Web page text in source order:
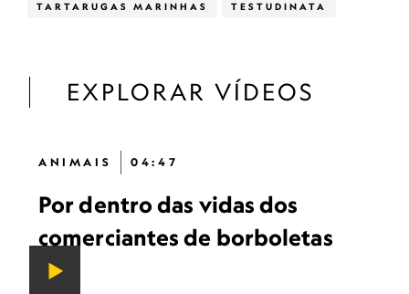
TARTARUGAS MARINHAS TESTUDINATA
EXPLORAR VÍDEOS
ANIMAIS 04:47
Por dentro das vidas dos
comerciantes de borboletas